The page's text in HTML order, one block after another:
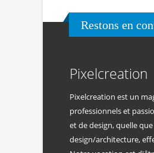
Restons en
Pixelcreation
Pixelcreation est un
professionnels et
et de design, quelle
design/architecture,